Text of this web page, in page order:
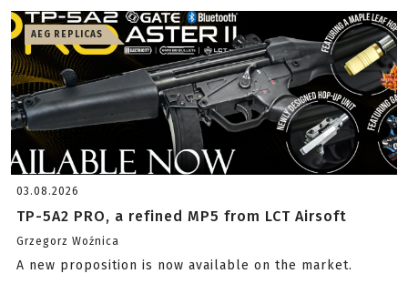
AEG REPLICAS
03.08.2026
TP-5A2 PRO, a refined MP5 from LCT Airsoft
Grzegorz Woźnica
A new proposition is now available on the market.